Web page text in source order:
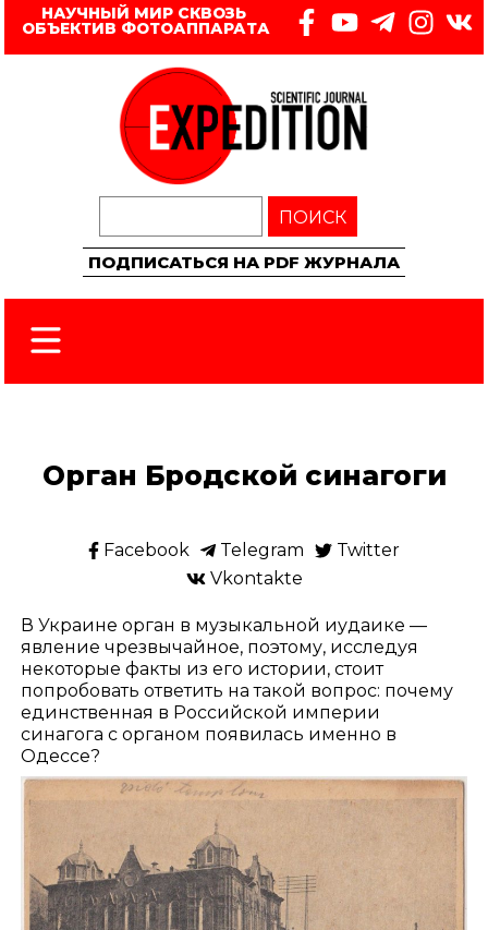
НАУЧНЫЙ МИР СКВОЗЬ
ОБЪЕКТИВ ФОТОАППАРАТА
ПОИСК
ПОДПИСАТЬСЯ НА PDF ЖУРНАЛА
Орган Бродской синагоги
Facebook Telegram
Twitter
Vkontakte
В Украине орган в музыкальной иудаике —
явление чрезвычайное, поэтому, исследуя
некоторые факты из его истории, стоит
попробовать ответить на такой вопрос: почему
единственная в Российской империи
синагога с органом появилась именно в
Одессе?